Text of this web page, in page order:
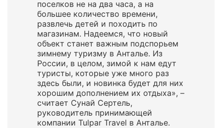
поселков не на два часа, а на
большее количество времени,
развлечь детей и походить по
магазинам. Надеемся, что новый
объект станет важным подспорьем
зимнему туризму в Анталье. Из
России, в целом, зимой к нам едут
туристы, которые уже много раз
здесь были, и новинка будет для них
хорошим дополнением их отдыха», –
считает Сунай Сертель,
руководитель принимающей
компании Tulpar Travel в Анталье.